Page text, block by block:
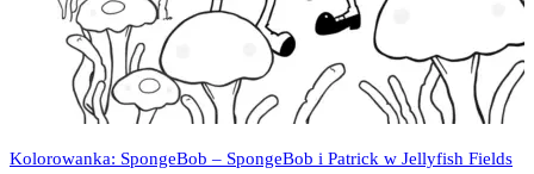
Kolorowanka: SpongeBob – SpongeBob i Patrick w Jellyfish Fields